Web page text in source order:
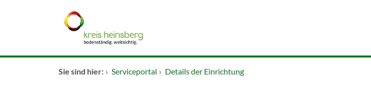
Zum Hauptinhalt springen
Startseite
Sie sind hier: › Serviceportal › Details der Einrichtung